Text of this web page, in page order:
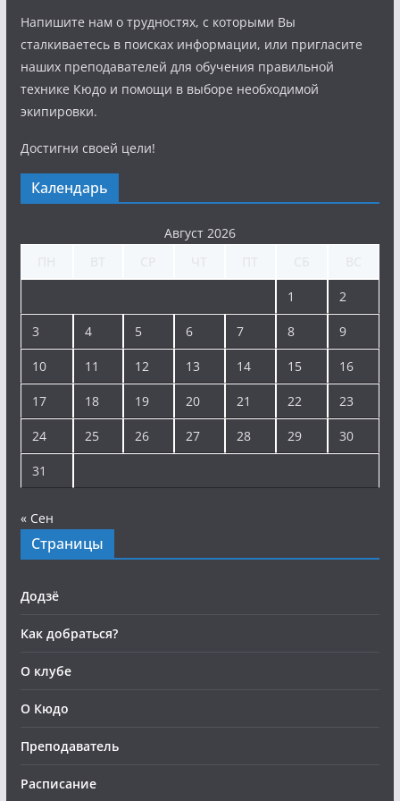
Напишите нам о трудностях, с которыми Вы
сталкиваетесь в поисках информации, или пригласите
наших преподавателей для обучения правильной
технике Кюдо и помощи в выборе необходимой
экипировки.
Достигни своей цели!
Календарь
Август 2026
1 2
3 4 5 6 7 8 9
10 11 12 13 14 15 16
17 18 19 20 21 22 23
24 25 26 27 28 29 30
31
« Сен
Страницы
Додзё
Как добраться?
О клубе
О Кюдо
Преподаватель
Расписание